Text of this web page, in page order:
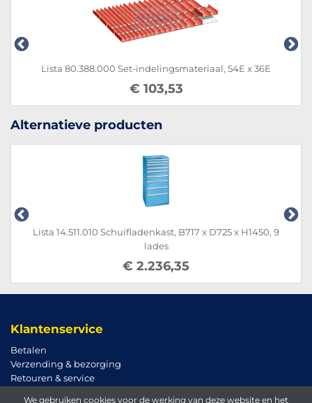
Lista 80.388.000 Set-indelingsmateriaal, 54E x 36E
€ 103,53
Alternatieve producten
Lista 14.511.010 Schuifladenkast, B717 x D725 x H1450, 9
lades
€ 2.236,35
Klantenservice
Betalen
Verzending & bezorging
Retouren & service
We gebruiken cookies voor de werking van deze website en het